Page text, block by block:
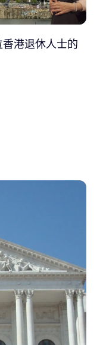
港退休人士的